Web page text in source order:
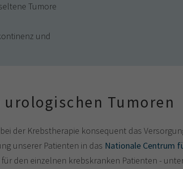
Tumore
und
Tumoren
der Krebstherapie konsequent das
unserer Patienten in das Nationale Centrum
den einzelnen krebskranken Patienten -